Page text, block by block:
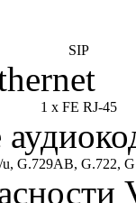
SIP
1 x FE RJ-45
u, G.729АВ, G.722,